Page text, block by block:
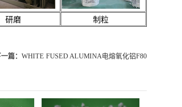
磨 制粒
一篇： WHITE FUSED ALUMINA电熔氧化铝F80